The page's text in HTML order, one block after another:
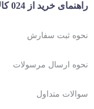
راهنمای خرید از 024 کالا
نحوه ثبت سفارش
نحوه ارسال مرسولات
سوالات متداول